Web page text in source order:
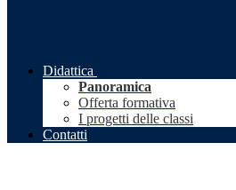
Didattica
Panoramica
Offerta formativa
I progetti delle classi
Contatti